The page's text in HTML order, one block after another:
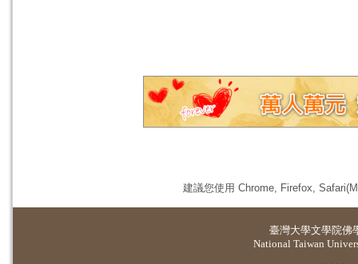
建議您使用 Chrome, Firefox,
臺灣大學文學院佛
National Taiwan